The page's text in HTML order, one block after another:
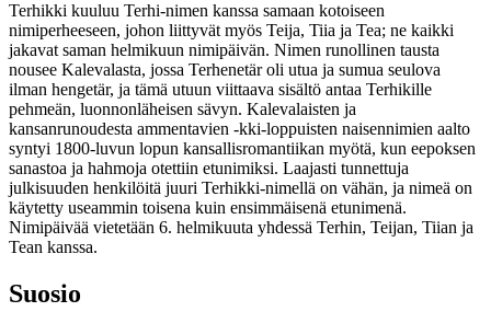
Terhikki kuuluu Terhi-nimen kanssa samaan kotoiseen
nimiperheeseen, johon liittyvät myös Teija, Tiia ja Tea; ne kaikki
jakavat saman helmikuun nimipäivän. Nimen runollinen tausta
nousee Kalevalasta, jossa Terhenetär oli utua ja sumua seulova
ilman hengetär, ja tämä utuun viittaava sisältö antaa Terhikille
pehmeän, luonnonläheisen sävyn. Kalevalaisten ja
kansanrunoudesta ammentavien -kki-loppuisten naisennimien aalto
syntyi 1800-luvun lopun kansallisromantiikan myötä, kun eepoksen
sanastoa ja hahmoja otettiin etunimiksi. Laajasti tunnettuja
julkisuuden henkilöitä juuri Terhikki-nimellä on vähän, ja nimeä on
käytetty useammin toisena kuin ensimmäisenä etunimenä.
Nimipäivää vietetään 6. helmikuuta yhdessä Terhin, Teijan, Tiian ja
Tean kanssa.
Suosio